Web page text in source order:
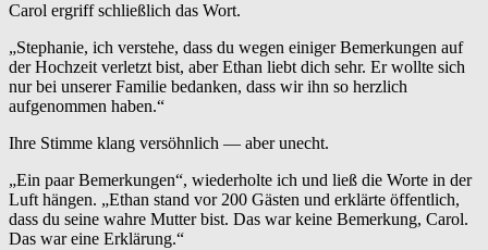
Carol ergriff schließlich das Wort.
„Stephanie, ich verstehe, dass du wegen einiger Bemerkungen auf
der Hochzeit verletzt bist, aber Ethan liebt dich sehr. Er wollte sich
nur bei unserer Familie bedanken, dass wir ihn so herzlich
aufgenommen haben.“
Ihre Stimme klang versöhnlich — aber unecht.
„Ein paar Bemerkungen“, wiederholte ich und ließ die Worte in der
Luft hängen. „Ethan stand vor 200 Gästen und erklärte öffentlich,
dass du seine wahre Mutter bist. Das war keine Bemerkung, Carol.
Das war eine Erklärung.“